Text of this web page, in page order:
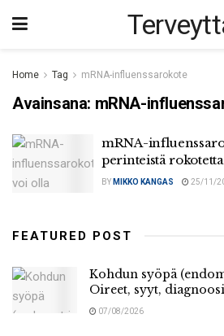
Home Tag mRNA-influenssarokote
Avainsana: mRNA-
mRNA-
perinteistä
BY MIKKO KANGAS 25/11/
FEATURED POST
Kohdun syöpä
Oireet, syyt,
07/08/2026